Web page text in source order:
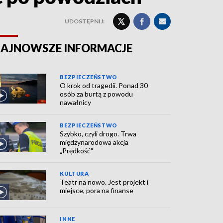
UDOSTĘPNIJ:
INFORMACJE
BEZPIECZEŃSTWO
O krok od tragedii. Ponad 30
osób za burtą z powodu
nawałnicy
BEZPIECZEŃSTWO
Szybko, czyli drogo. Trwa
międzynarodowa akcja
„Prędkość"
KULTURA
Teatr na nowo. Jest projekt i
miejsce, pora na finanse
INNE